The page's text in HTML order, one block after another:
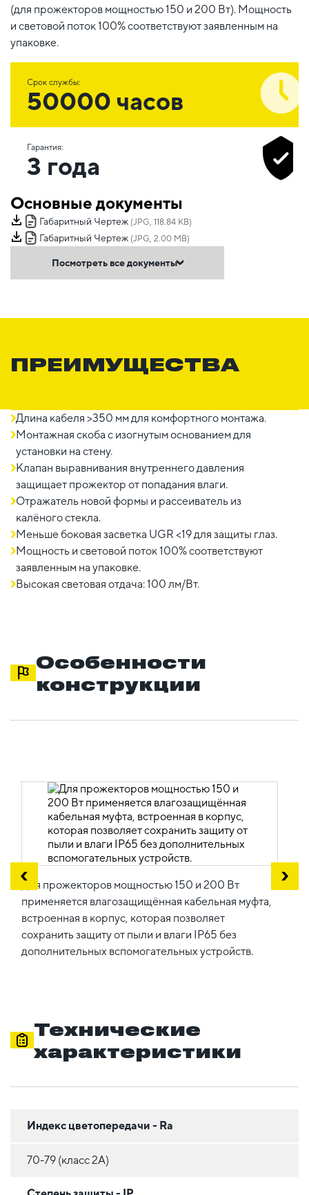
(для прожекторов мощностью 150 и 200 Вт). Мощность
и световой поток 100% соответствуют заявленным на
упаковке.
Срок службы:
50000 часов
Гарантия:
3 года
Основные документы
Габаритный Чертеж (JPG, 118.84 KB)
Габаритный Чертеж (JPG, 2.00 MB)
Посмотреть все документы
ПРЕИМУЩЕСТВА
Длина кабеля >350 мм для комфортного монтажа.
Монтажная скоба с изогнутым основанием для
установки на стену.
Клапан выравнивания внутреннего давления
защищает прожектор от попадания влаги.
Отражатель новой формы и рассеиватель из
калёного стекла.
Меньше боковая засветка UGR <19 для защиты глаз.
Мощность и световой поток 100% соответствуют
заявленным на упаковке.
Высокая световая отдача: 100 лм/Вт.
Особенности
конструкции
Для прожекторов мощностью 150 и 200 Вт
применяется влагозащищённая кабельная муфта,
встроенная в корпус, которая позволяет
сохранить защиту от пыли и влаги IP65 без
дополнительных вспомогательных устройств.
Технические
характеристики
Индекс цветопередачи - Ra
70-79 (класс 2A)